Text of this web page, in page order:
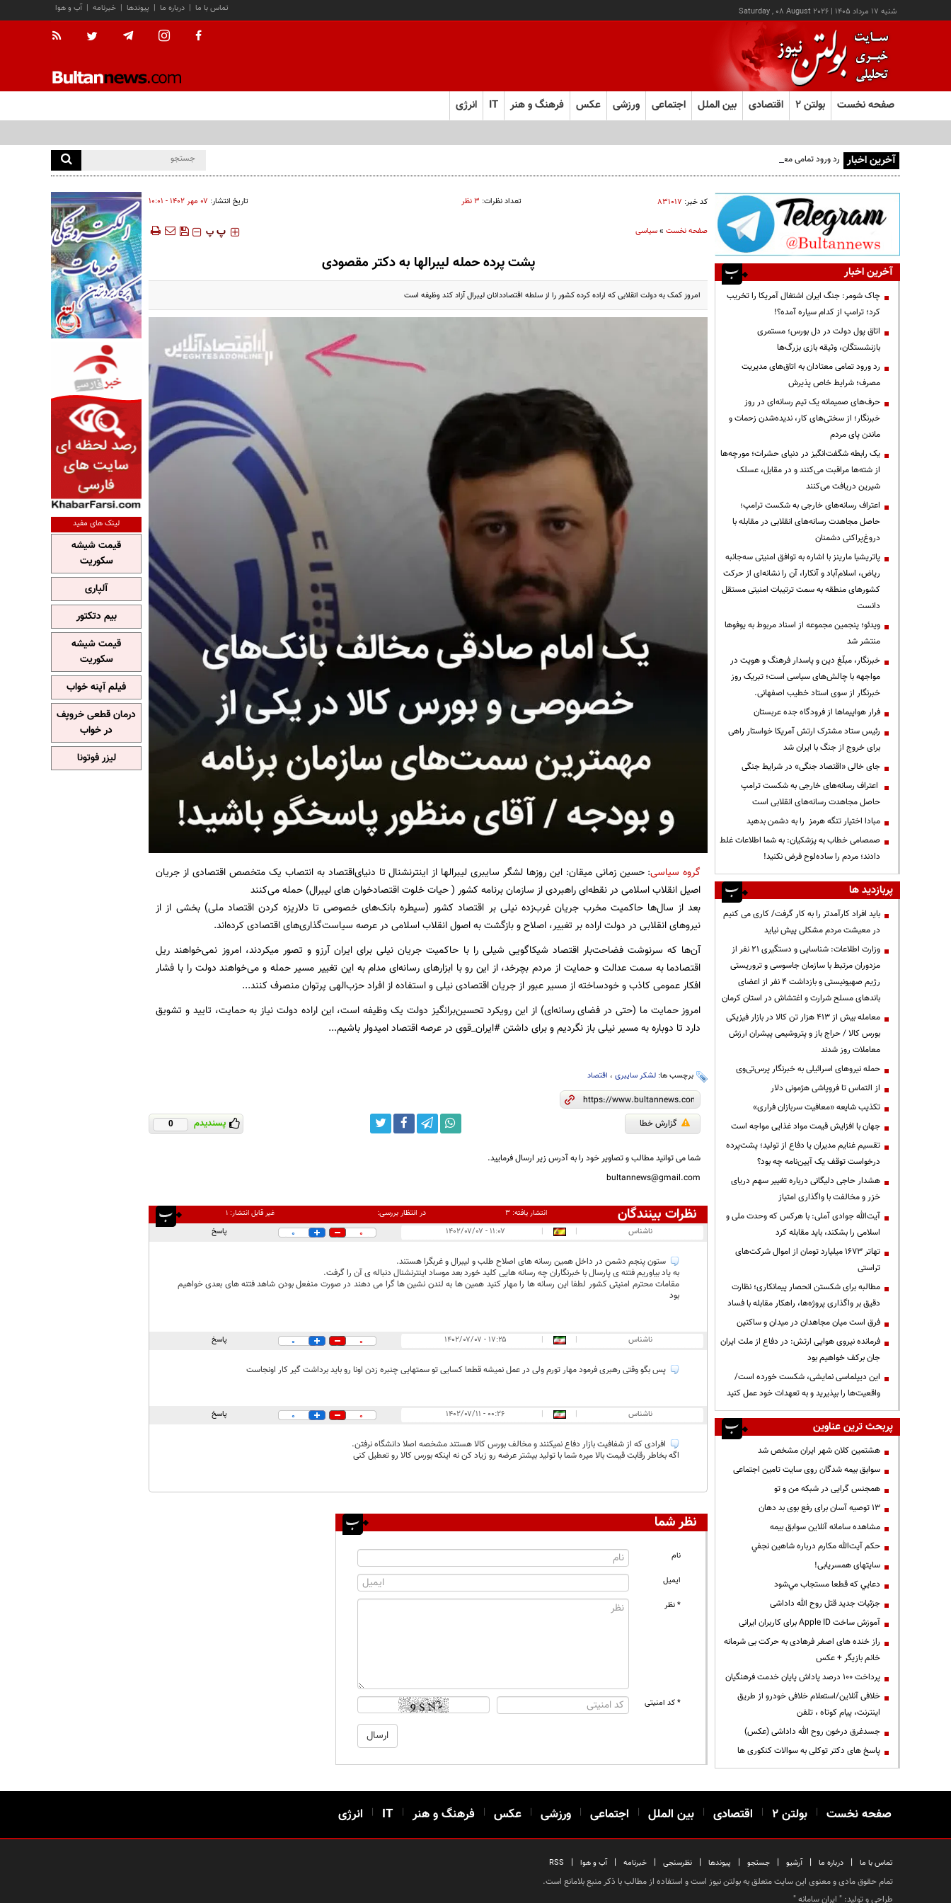
شنبه ۱۷ مرداد ۱۴۰۵ |
Saturday , 08 August 2026 آب و هوا | خبرنامه | پیوندها | درباره ما | تماس با ما
صفحه نخست بولتن ۲ اقتصادی بین الملل اجتماعی ورزشی عکس فرهنگ و هنر IT انرژی
آخرین اخبار رد ورود تمامی معتادان به اتاق‌های مدیریت مصرف؛ شرایط خاص پذیرش
کد خبر: ۸۳۱۰۱۷ تعداد نظرات: ۳ نظر تاریخ انتشار: ۰۷ مهر ۱۴۰۲ - ۱۰:۰۱
صفحه نخست»سیاسی ‍‍‍ پ پ
پشت پرده حمله لیبرالها به دکتر مقصودی
امروز کمک به دولت انقلابی که اراده کرده کشور را از سلطه اقتصاددانان لیبرال آزاد کند وظیفه است
گروه سیاسی: حسین زمانی میقان: این روزها لشگر سایبری لیبرالها از اینترنشنال تا دنیای‌اقتصاد به انتصاب یک متخصص اقتصادی از جریان
اصیل انقلاب اسلامی در نقطه‌ای راهبردی از سازمان برنامه کشور ( حیات خلوت اقتصادخوان های لیبرال) حمله می‌کنند
بعد از سال‌ها حاکمیت مخرب جریان غرب‌زده نیلی بر اقتصاد کشور (سیطره بانک‌های خصوصی تا دلاریزه کردن اقتصاد ملی) بخشی از از
نیروهای انقلابی در دولت اراده بر تغییر، اصلاح و بازگشت به اصول انقلاب اسلامی در عرصه سیاست‌گذاری‌های اقتصادی کرده‌اند.
آن‌ها که سرنوشت فضاحت‌بار اقتصاد شیکاگویی شیلی را با حاکمیت جریان نیلی برای ایران آرزو و تصور میکردند، امروز نمی‌خواهند ریل
اقتصادما به سمت عدالت و حمایت از مردم بچرخد، از این رو با ابزارهای رسانه‌ای مدام به این تغییر مسیر حمله و می‌خواهند دولت را با فشار
افکار عمومی کاذب و خودساخته از مسیر عبور از جریان اقتصادی نیلی و استفاده از افراد حزب‌الهی پر‌توان منصرف کنند...
امروز حمایت ما (حتی در فضای رسانه‌ای) از این رویکرد تحسین‌برانگیز دولت یک وظیفه است، این اراده دولت نیاز به حمایت، تایید و تشویق
دارد تا دوباره به مسیر نیلی باز نگردیم و برای داشتن #ایران_قوی در عرصه اقتصاد امیدوار باشیم...
برچسب ها: لشکر سایبری، اقتصاد
گزارش خطا پسندیدم 0
شما می توانید مطالب و تصاویر خود را به آدرس زیر ارسال فرمایید.
bultannews@gmail.com
نظرات بینندگان انتشار یافته:۳ در انتظار بررسی: غیر قابل انتشار:۱
ناشناس |
| ۱۱:۰۷ - ۱۴۰۲/۰۷/۰۷ 0
0 پاسخ
ستون پنجم دشمن در داخل همین رسانه های اصلاح طلب و لیبرال و غربگرا هستند.
به یاد بیاوریم فتنه ی پارسال با خبرنگاران چه رسانه هایی کلید خورد بعد موساد اینترنشنال دنباله ی آن را گرفت.
مقامات محترم امنیتی کشور لطفا این رسانه ها را مهار کنید همین ها به لندن نشین ها گرا می دهند در صورت منفعل بودن شاهد فتنه های بعدی خواهیم
بود
ناشناس |
| ۱۷:۲۵ - ۱۴۰۲/۰۷/۰۷ 0
0 پاسخ
پس بگو وقتی رهبری فرمود مهار تورم ولی در عمل نمیشه قطعا کسایی تو سمتهایی چنبره زدن اونا رو باید برداشت گیر کار اونجاست
ناشناس |
| ۰۰:۲۶ - ۱۴۰۲/۰۷/۱۱ 0
0 پاسخ
افرادی که از شفافیت بازار دفاع نمیکنند و مخالف بورس کالا هستند مشخصه اصلا دانشگاه نرفتن.
اگه بخاطر رقابت قیمت بالا میره شما با تولید بیشتر عرضه رو زیاد کن نه اینکه بورس کالا رو تعطیل کنی
نظر شما
نام
ایمیل
* نظر
* کد امنیتی
آخرین اخبار
چاک شومر: جنگ ایران اشتغال آمریکا را تخریب
کرد؛ ترامپ از کدام سیاره آمده؟!
اتاق پول دولت در دل بورس؛ مستمری
بازنشستگان، وثیقه بازی بزرگ‌ها
رد ورود تمامی معتادان به اتاق‌های مدیریت
مصرف؛ شرایط خاص پذیرش
حرف‌های صمیمانه یک تیم رسانه‌ای در روز
خبرنگار؛ از سختی‌های کار، ندیده‌شدن زحمات و
ماندن پای مردم
یک رابطه شگفت‌انگیز در دنیای حشرات؛ مورچه‌ها
از شته‌ها مراقبت می‌کنند و در مقابل، عسلک
شیرین دریافت می‌کنند
اعتراف رسانه‌های خارجی به شکست ترامپ؛
حاصل مجاهدت رسانه‌های انقلابی در مقابله با
دروغ‌پراکنی دشمنان
پاتریشیا مارینز با اشاره به توافق امنیتی سه‌جانبه
ریاض، اسلام‌آباد و آنکارا، آن را نشانه‌ای از حرکت
کشورهای منطقه به سمت ترتیبات امنیتی مستقل
دانست
ویدئو؛ پنجمین مجموعه از اسناد مربوط به یوفوها
منتشر شد
خبرنگار، مبلّغ دین و پاسدار فرهنگ و هویت در
مواجهه با چالش‌های سیاسی است؛ تبریک روز
خبرنگار از سوی استاد خطیب اصفهانی.
فرار هواپیماها از فرودگاه جده عربستان
رئیس ستاد مشترک ارتش آمریکا خواستار راهی
برای خروج از جنگ با ایران شد
جای خالی «اقتصاد جنگی» در شرایط جنگی
اعتراف رسانه‌های خارجی به شکست ترامپ
حاصل مجاهدت رسانه‌های انقلابی است
مبادا اختیار تنگه هرمز را به دشمن بدهید
صمصامی خطاب به پزشکیان: به شما اطلاعات غلط
دادند؛ مردم را ساده‌لوح فرض نکنید!
پربازدید ها
باید افراد کارآمدتر را به کار گرفت/ کاری می کنیم
در معیشت مردم مشکلی پیش نیاید
وزارت اطلاعات: شناسایی و دستگیری ۲۱ نفر از
مزدوران مرتبط با سازمان جاسوسی و تروریستی
رژیم صهیونیستی و بازداشت ۴ نفر از اعضای
باندهای مسلح شرارت و اغتشاش در استان کرمان
معامله بیش از ۴۱۳ هزار تن کالا در بازار فیزیکی
بورس کالا / حراج باز و پتروشیمی پیشران ارزش
معاملات روز شدند
حمله نیروهای اسرائیلی به خبرنگار پرس‌تی‌وی
از التماس تا فروپاشی هژمونی دلار
تکذیب شایعه «معافیت سربازان فراری»
جهان با افزایش قیمت مواد غذایی مواجه است
تقسیم غنایم مدیران یا دفاع از تولید؛ پشت‌پرده
درخواست توقف یک آیین‌نامه چه بود؟
هشدار حاجی دلیگانی درباره تغییر سهم دریای
خزر و مخالفت با واگذاری امتیاز
آیت‌الله جوادی آملی: با هرکس که وحدت ملی و
اسلامی را بشکند، باید مقابله کرد
تهاتر ۱۶۷۳ میلیارد تومان از اموال شرکت‌های
تراستی
مطالبه برای شکستن انحصار پیمانکاری؛ نظارت
دقیق بر واگذاری پروژه‌ها، راهکار مقابله با فساد
فرق است میان مجاهدان در میدان و ساکتین
فرمانده نیروی هوایی ارتش: در دفاع از ملت ایران
جان برکف خواهیم بود
این دیپلماسی نمایشی، شکست خورده است/
واقعیت‌ها را بپذیرید و به تعهدات خود عمل کنید
پربحث ترین عناوین
هشتمین کلان شهر ایران مشخص شد
سوابق بیمه شدگان روی سایت تامین اجتماعی
همجنس گرایی در شبکه من و تو
13 توصیه آسان برای رفع بوی بد دهان
مشاهده سامانه آنلاين سوابق بیمه
حكم آيت‌الله مكارم درباره شاهين نجفي
سایتهای همسریابی!
دعايي كه قطعا مستجاب مي‌شود
جزئیات جدید قتل روح الله داداشی
آموزش ساخت Apple ID برای کاربران ایرانی
راز خنده های اصغر فرهادی به حرکت بی شرمانه
خانم بازیگر + عکس
پرداخت ۱۰۰ درصد پاداش پایان خدمت فرهنگیان
خلافی آنلاین/استعلام خلافی خودرو از طریق
اینترنت، پیام کوتاه ، تلفن
جسدغرق درخون روح الله داداشی (عکس)
پاسخ های دکتر توکلی به سوالات کنکوری ها
لینک های مفید
قیمت شیشه
سکوریت
آلپاری
بیم دتکتور
قیمت شیشه
سکوریت
فیلم آپنه خواب
درمان قطعی خروپف
در خواب
لیزر فوتونا
صفحه نخست | بولتن ۲ | اقتصادی | بین الملل | اجتماعی | ورزشی | عکس | فرهنگ و هنر |
IT
| انرژی
تماس با ما | درباره ما | آرشیو | جستجو | پیوندها | نظرسنجی | خبرنامه | آب و هوا |
RSS
تمام حقوق مادی و معنوی این سایت متعلق به بولتن نیوز است و استفاده از مطالب با ذکر منبع بلامانع است.
طراحی و تولید: " ایران سامانه"